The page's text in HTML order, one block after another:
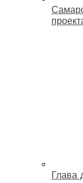
Глава